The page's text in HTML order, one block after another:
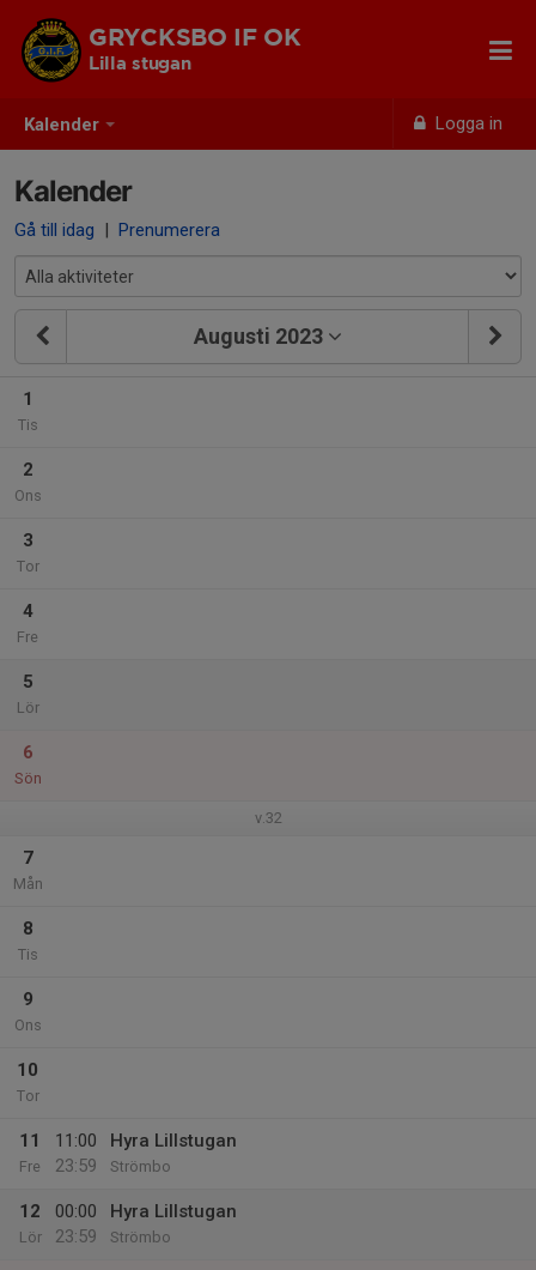
Kalender Logga in
GRYCKSBO IF OK
Lilla stugan
Kalender
Gå till idag | Prenumerera
Augusti 2023
1
Tis
2
Ons
3
Tor
4
Fre
5
Lör
6
Sön
v.32
7
Mån
8
Tis
9
Ons
10
Tor
11
Fre
11:00
23:59
Hyra Lillstugan
Strömbo
12
Lör
00:00
23:59
Hyra Lillstugan
Strömbo